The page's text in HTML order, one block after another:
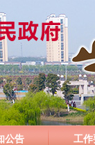
公告 工作